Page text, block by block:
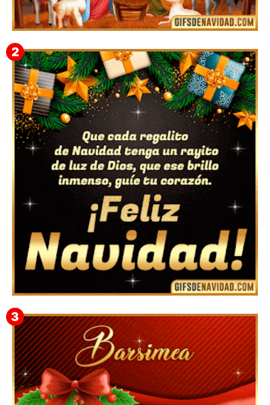
Feliz Navidad y próspero Año Nuevo Nicandro